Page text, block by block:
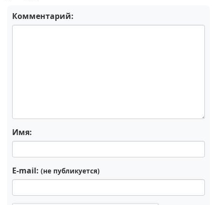
Комментарий:
Имя:
E-mail: (не публикуется)